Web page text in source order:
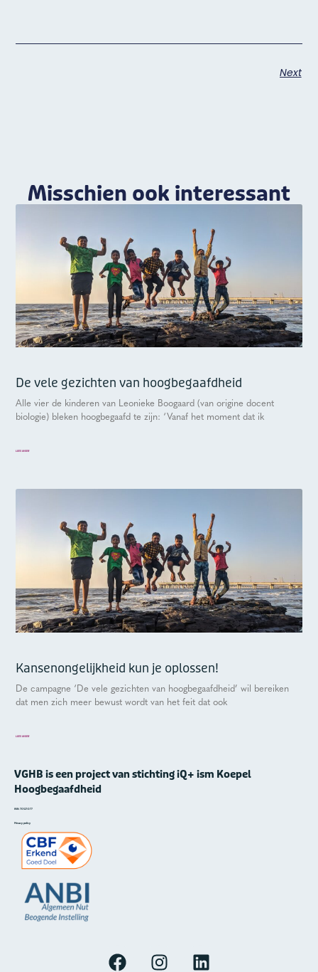
Next
Misschien ook interessant
De vele gezichten van hoogbegaafdheid
Alle vier de kinderen van Leonieke Boogaard (van origine docent
biologie) bleken hoogbegaafd te zijn: ‘Vanaf het moment dat ik
LEES MEER
Kansenongelijkheid kun je oplossen!
De campagne ‘De vele gezichten van hoogbegaafdheid’ wil bereiken
dat men zich meer bewust wordt van het feit dat ook
LEES MEER
VGHB is een project van stichting iQ+ ism Koepel
Hoogbegaafdheid
KVK: 70521077
Privacy policy